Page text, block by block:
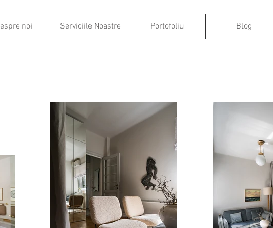
noi Serviciile Noastre Portofoliu Blog